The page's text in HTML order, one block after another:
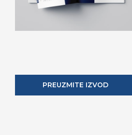
PREUZMITE IZVOD